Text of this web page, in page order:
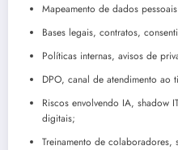
Mapeamento de dados
Bases legais, contratos,
Políticas internas, avisos de
DPO, canal de atendimento ao
Riscos envolvendo IA, shadow
digitais;
Treinamento de colaboradores,